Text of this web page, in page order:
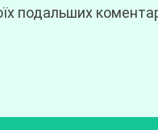
подальших